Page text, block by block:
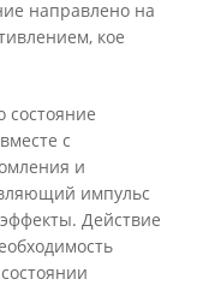
направлено на
кое
с
и
импульс
Действие